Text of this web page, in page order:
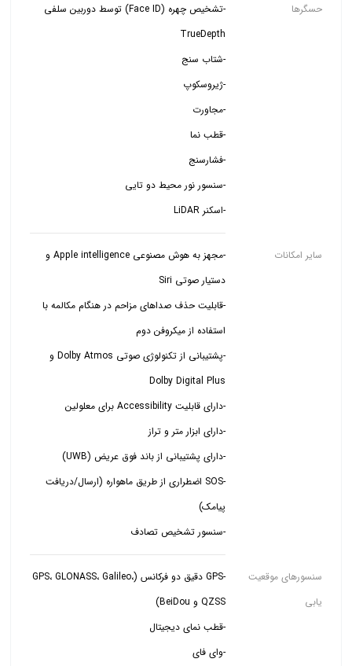
حسگرها
-تشخیص چهره (Face ID) توسط دوربین سلفی
-قطب نما
-اسکنر LiDAR
سایر امکانات
-مجهز به هوش مصنوعی Apple intelligence و
-قابلیت حذف صداهای مزاحم در هنگام مکالمه با
استفاده از میکروفن دوم
-پشتیبانی از تکنولوژی صوتی Dolby Atmos و
Dolby Digital Plus
-دارای قابلیت Accessibility برای معلولین
-دارای ابزار متر و تراز
-دارای پشتیبانی از باند فوق عریض (UWB)
-SOS اضطراری از طریق ماهواره (ارسال/دریافت
پیامک)
-سنسور تشخیص تصادف
سنسورهای موقعیت
یابی
-GPS دقیق دو فرکانس (GPS، GLONASS، Galileo،
QZSS و BeiDou)
-وای فای